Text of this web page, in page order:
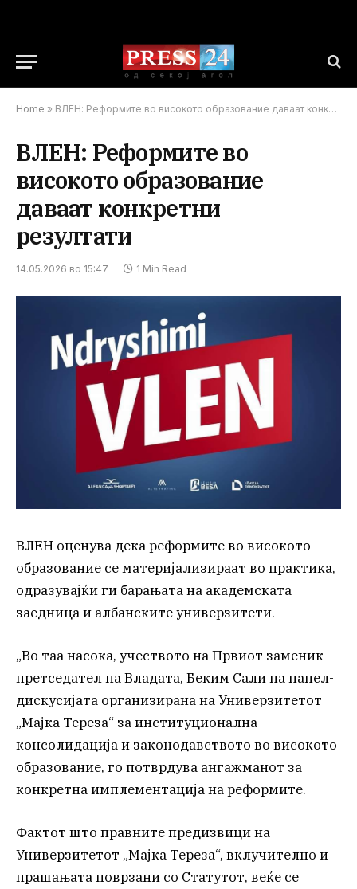
Home » ВЛЕН: Реформите во високото образование даваат конкретни резултати
ВЛЕН: Реформите во
високото образование
даваат конкретни
резултати
14.05.2026 во 15:47 1 Min Read
ВЛЕН оценува дека реформите во високото
образование се материјализираат во практика,
одразувајќи ги барањата на академската
заедница и албанските универзитети.
„Во таа насока, учеството на Првиот заменик-
претседател на Владата, Беким Сали на панел-
дискусијата организирана на Универзитетот
„Мајка Тереза“ за институционална
консолидација и законодавството во високото
образование, го потврдува ангажманот за
конкретна имплементација на реформите.
Фактот што правните предизвици на
Универзитетот „Мајка Тереза“, вклучително и
прашањата поврзани со Статутот, веќе се